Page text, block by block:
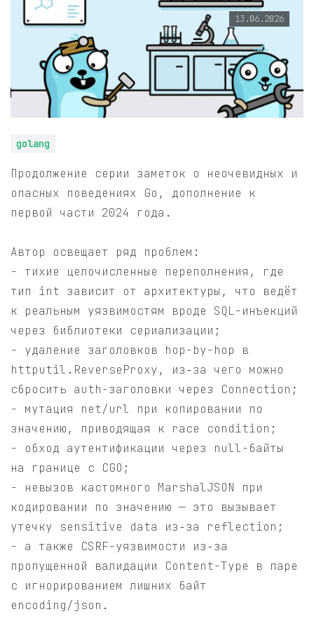
13.06.2026
golang
Продолжение серии заметок о неочевидных и
опасных поведениях Go, дополнение к
первой части 2024 года.
Автор освещает ряд проблем:
- тихие целочисленные переполнения, где
тип int зависит от архитектуры, что ведёт
к реальным уязвимостям вроде SQL-инъекций
через библиотеки сериализации;
- удаление заголовков hop-by-hop в
httputil.ReverseProxy, из‑за чего можно
сбросить auth-заголовки через Connection;
- мутация net/url при копировании по
значению, приводящая к race condition;
- обход аутентификации через null-байты
на границе с CGO;
- невызов кастомного MarshalJSON при
кодировании по значению — это вызывает
утечку sensitive data из‑за reflection;
- а также CSRF-уязвимости из‑за
пропущенной валидации Content-Type в паре
с игнорированием лишних байт
encoding/json.